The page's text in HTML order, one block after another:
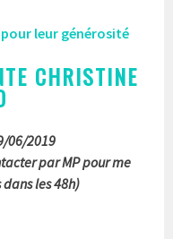
leur générosité
CHRISTINE
06/2019
par MP pour me
les 48h)